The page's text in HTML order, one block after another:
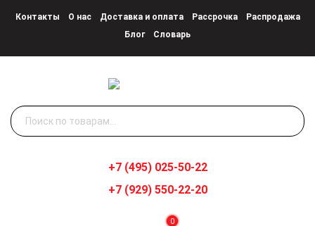
Контакты О нас Доставка и оплата Рассрочка
Распродажа
Блог
Словарь
Искать:
0
+7 (495) 025-50-22
+7 (929) 550-22-20